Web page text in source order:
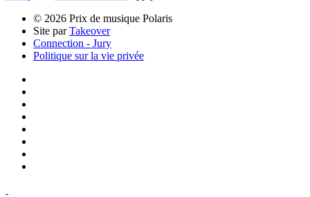
© 2026 Prix de musique Polaris
Site parTakeover
Connection - Jury
Politique sur la vie privée